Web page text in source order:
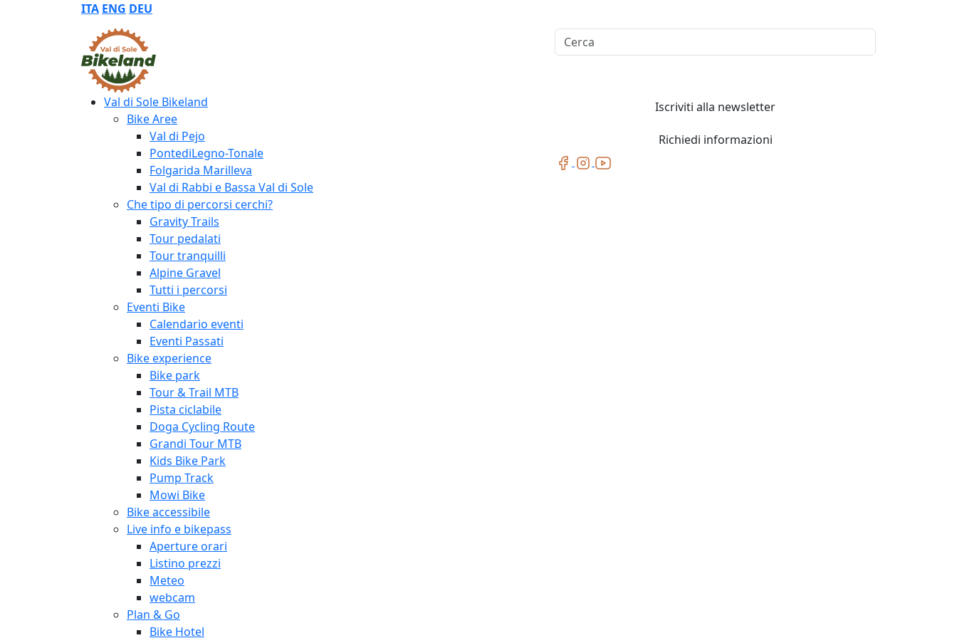
ITA ENG DEU
Cerca
Val di Sole Bikeland
Bike Aree
Val di Pejo
PontediLegno-Tonale
Folgarida Marilleva
Val di Rabbi e Bassa Val di Sole
Che tipo di percorsi cerchi?
Gravity Trails
Tour pedalati
Tour tranquilli
Alpine Gravel
Tutti i percorsi
Eventi Bike
Calendario eventi
Eventi Passati
Bike experience
Bike park
Tour & Trail MTB
Pista ciclabile
Doga Cycling Route
Grandi Tour MTB
Kids Bike Park
Pump Track
Mowi Bike
Bike accessibile
Live info e bikepass
Aperture orari
Listino prezzi
Meteo
webcam
Plan & Go
Bike Hotel
Iscriviti alla newsletter
Richiedi informazioni